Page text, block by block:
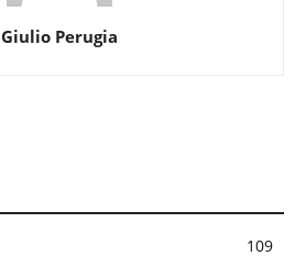
Giulio Perugia
109